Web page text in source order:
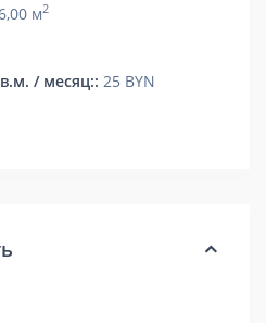
м2
/ месяц:: 25 BYN